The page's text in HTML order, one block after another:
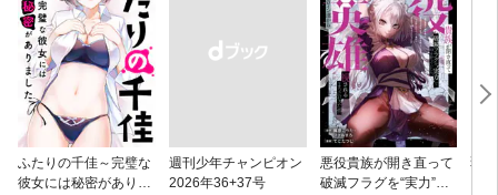
ふたりの千佳～完璧な
彼女には秘密がありま
週刊少年チャンピオン
2026年36+37号
悪役貴族が開き直って
破滅フラグを“実力”で
弱